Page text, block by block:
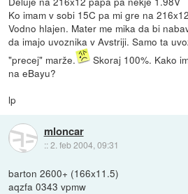
Ko imam v sobi 15C pa mi gre na
Vodno hlajen. Mater me mika da bi
da imajo uvoznika v Avstriji. Samo ta
"precej" marže.
Skoraj 100%. Kako
na eBayu?
lp
mloncar
::2. feb 2004, 09:31
barton 2600+ (166x11.5)
aqzfa 0343 vpmw